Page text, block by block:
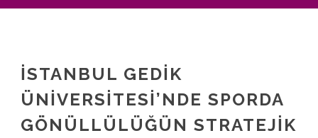
İSTANBUL GEDIK
ÜNIVERSITESI’NDE SPORDA
GÖNÜLLÜLÜĞÜN STRATEJIK